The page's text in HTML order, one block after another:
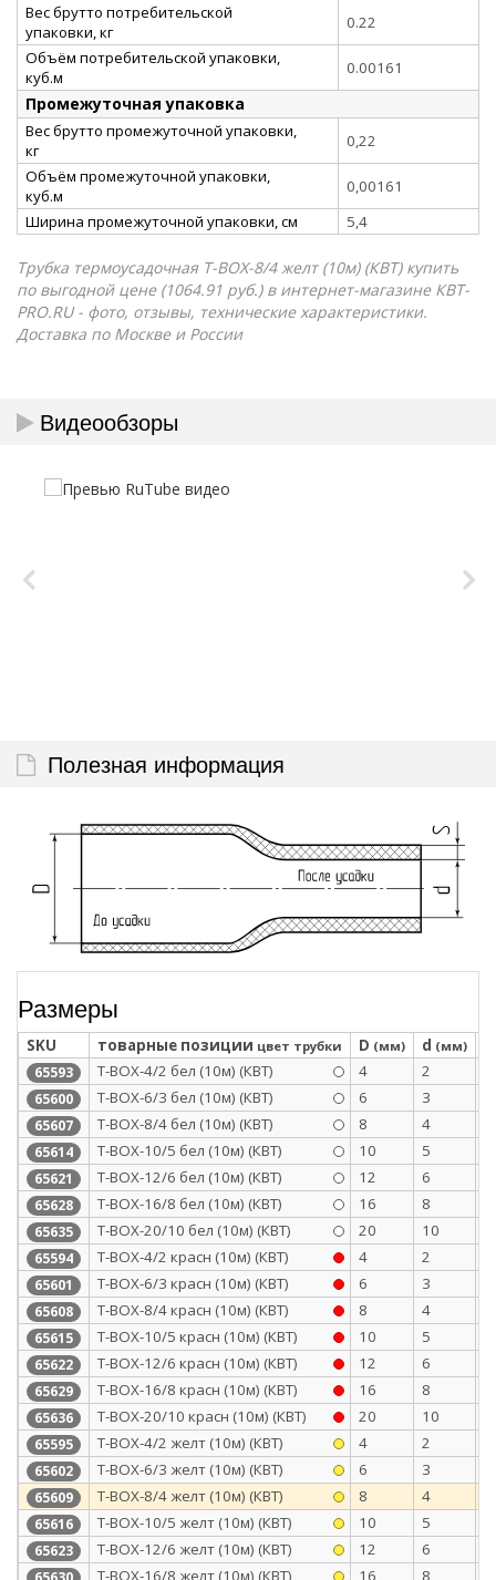
Вес брутто потребительской
упаковки, кг
0.22
Объём потребительской упаковки,
куб.м
0.00161
Промежуточная упаковка
Вес брутто промежуточной упаковки,
кг
0,22
Объём промежуточной упаковки,
куб.м
0,00161
Ширина промежуточной упаковки, см
5,4
Трубка термоусадочная Т-BOX-8/4 желт (10м) (КВТ) купить
по выгодной цене (1064.91 руб.) в интернет-магазине КВТ-
PRO.RU - фото, отзывы, технические характеристики.
Доставка по Москве и России
Видеообзоры
Полезная информация
Размеры
SKU товарные позиции цвет трубки D (мм) d (мм)
65593 Т-BOX-4/2 бел (10м) (КВТ) 4 2
65600 Т-BOX-6/3 бел (10м) (КВТ) 6 3
65607 Т-BOX-8/4 бел (10м) (КВТ) 8 4
65614 Т-BOX-10/5 бел (10м) (КВТ) 10 5
65621 Т-BOX-12/6 бел (10м) (КВТ) 12 6
65628 Т-BOX-16/8 бел (10м) (КВТ) 16 8
65635 Т-BOX-20/10 бел (10м) (КВТ) 20 10
65594 Т-BOX-4/2 красн (10м) (КВТ) 4 2
65601 Т-BOX-6/3 красн (10м) (КВТ) 6 3
65608 Т-BOX-8/4 красн (10м) (КВТ) 8 4
65615 Т-BOX-10/5 красн (10м) (КВТ) 10 5
65622 Т-BOX-12/6 красн (10м) (КВТ) 12 6
65629 Т-BOX-16/8 красн (10м) (КВТ) 16 8
65636 Т-BOX-20/10 красн (10м) (КВТ) 20 10
65595 Т-BOX-4/2 желт (10м) (КВТ) 4 2
65602 Т-BOX-6/3 желт (10м) (КВТ) 6 3
65609 Т-BOX-8/4 желт (10м) (КВТ) 8 4
65616 Т-BOX-10/5 желт (10м) (КВТ) 10 5
65623 Т-BOX-12/6 желт (10м) (КВТ) 12 6
Т-BOX-16/8 желт (10м) (КВТ) 16 8